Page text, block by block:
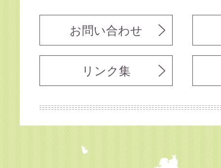
お問い合わせ
リンク集